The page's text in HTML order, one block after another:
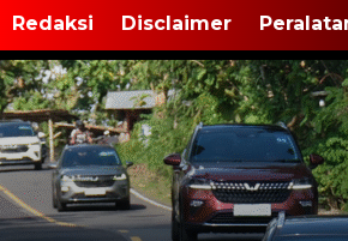
Redaksi Disclaimer